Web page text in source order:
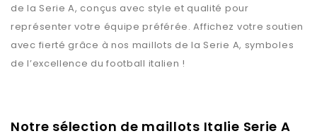
de la Serie A, conçus avec style et qualité pour
représenter votre équipe préférée. Affichez votre soutien
avec fierté grâce à nos maillots de la Serie A, symboles
de l’excellence du football italien !
Notre sélection de maillots Italie Serie A